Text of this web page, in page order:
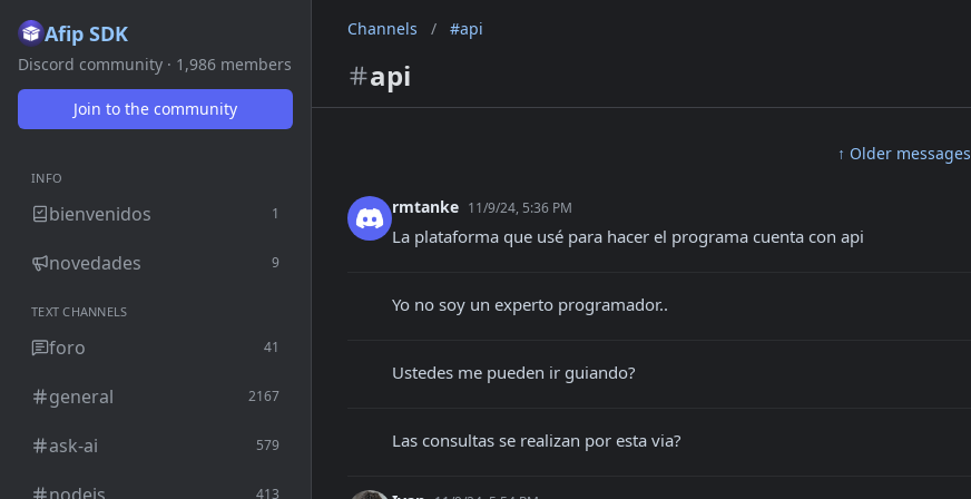
Afip SDK
Discord community · 1,986 members
Join to the community
INFO
bienvenidos 1
novedades 9
TEXT CHANNELS
foro 41
general 2167
ask-ai 579
413
Channels / #api
api
↑ Older messages
rmtanke 11/9/24, 5:36 PM
La plataforma que usé para hacer el programa cuenta con api
Yo no soy un experto programador..
Ustedes me pueden ir guiando?
Las consultas se realizan por esta via?